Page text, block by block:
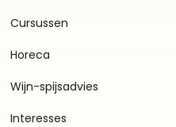
Cursussen
Horeca
Wijn-spijsadvies
Interesses